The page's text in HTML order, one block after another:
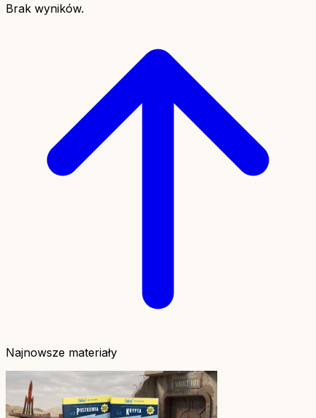
Brak wyników.
Najnowsze materiały